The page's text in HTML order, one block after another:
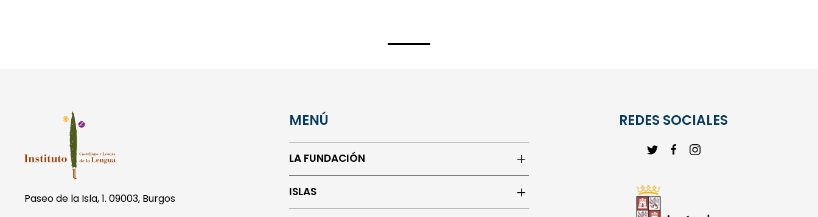
Paseo de la Isla, 1. 09003, Burgos
MENÚ
LA FUNDACIÓN
ISLAS
REDES SOCIALES